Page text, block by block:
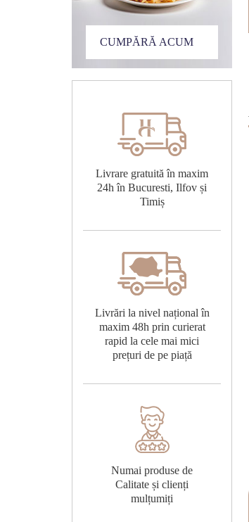
CUMPĂRĂ ACUM
Livrare gratuită în maxim
24h în Bucuresti, Ilfov și
Timiș
Livrări la nivel național în
maxim 48h prin curierat
rapid la cele mai mici
prețuri de pe piață
Numai produse de
Calitate și clienți
mulțumiți
COD 68605
Pungi alimentare, 0.5